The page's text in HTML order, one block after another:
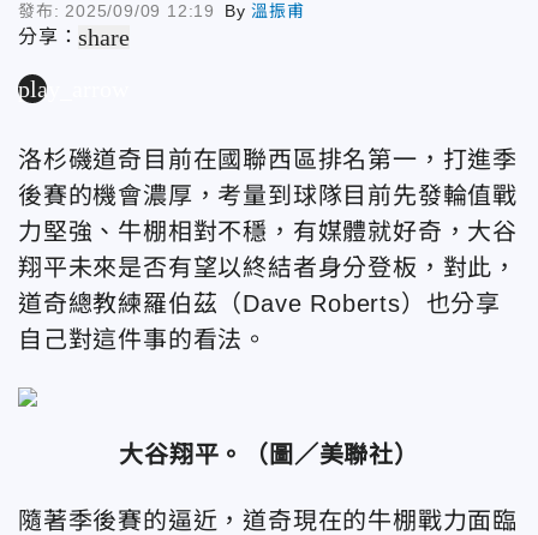
發布: 2025/09/09 12:19 By溫振甫
分享：share
play_arrow
洛杉磯道奇目前在國聯西區排名第一，打進季
後賽的機會濃厚，考量到球隊目前先發輪值戰
力堅強、牛棚相對不穩，有媒體就好奇，大谷
翔平未來是否有望以終結者身分登板，對此，
道奇總教練羅伯茲（Dave Roberts）也分享
自己對這件事的看法。
大谷翔平。（圖／美聯社）
隨著季後賽的逼近，道奇現在的牛棚戰力面臨